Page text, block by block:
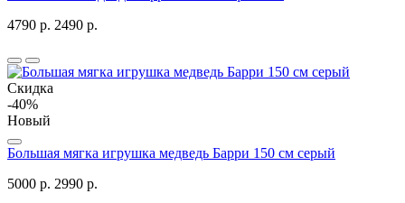
4790 р. 2490 р.
Скидка
-40%
Новый
Большая мягка игрушка медведь Барри 150 см серый
5000 р. 2990 р.